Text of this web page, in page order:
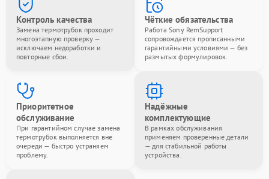
Контроль качества
Замена термотрубок проходит
многоэтапную проверку —
исключаем недоработки и
повторные сбои.
Чёткие обязательства
Работа Sony RemSupport
сопровождается прописанными
гарантийными условиями — без
размытых формулировок.
Приоритетное
обслуживание
При гарантийном случае замена
термотрубок выполняется вне
очереди — быстро устраняем
проблему.
Надёжные
комплектующие
В рамках обслуживания
применяем проверенные детали
— для стабильной работы
устройства.